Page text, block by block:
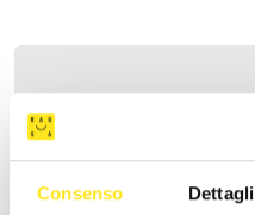
Consenso Dettagli